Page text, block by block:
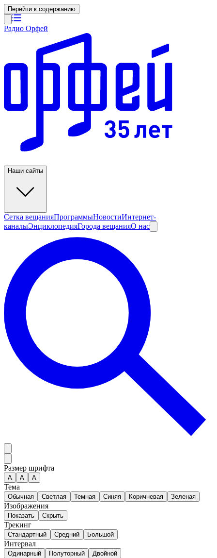
Перейти к содержанию
Радио Орфей
Наши сайты
Сетка вещанияПрограммыНовостиИнтернет-
каналыЭнциклопедияГорода вещанияО нас
Размер шрифта
А A A
Тема
Обычная Светлая Темная Синяя Коричневая Зеленая
Изображения
Показать Скрыть
Трекинг
Стандартный Средний Большой
Интервал
Одинарный Полуторный Двойной